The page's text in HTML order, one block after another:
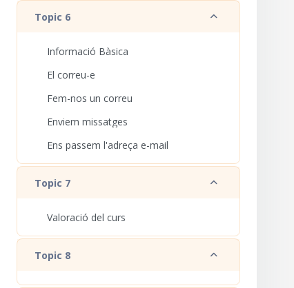
Topic 6 Redueix
Informació Bàsica
El correu-e
Fem-nos un correu
Enviem missatges
Ens passem l'adreça e-mail
Topic 7 Redueix
Valoració del curs
Topic 8 Redueix